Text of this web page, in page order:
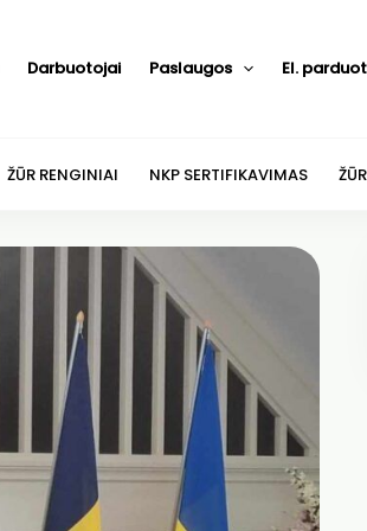
Darbuotojai Paslaugos El.
ŽŪR RENGINIAI NKP SERTIFIKAVIMAS